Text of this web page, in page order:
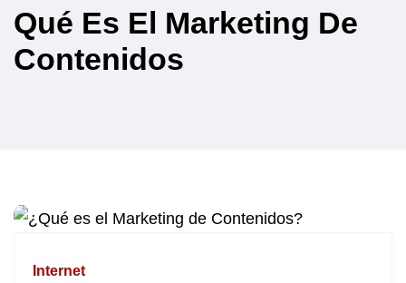
Qué Es El Marketing De
Contenidos
Internet